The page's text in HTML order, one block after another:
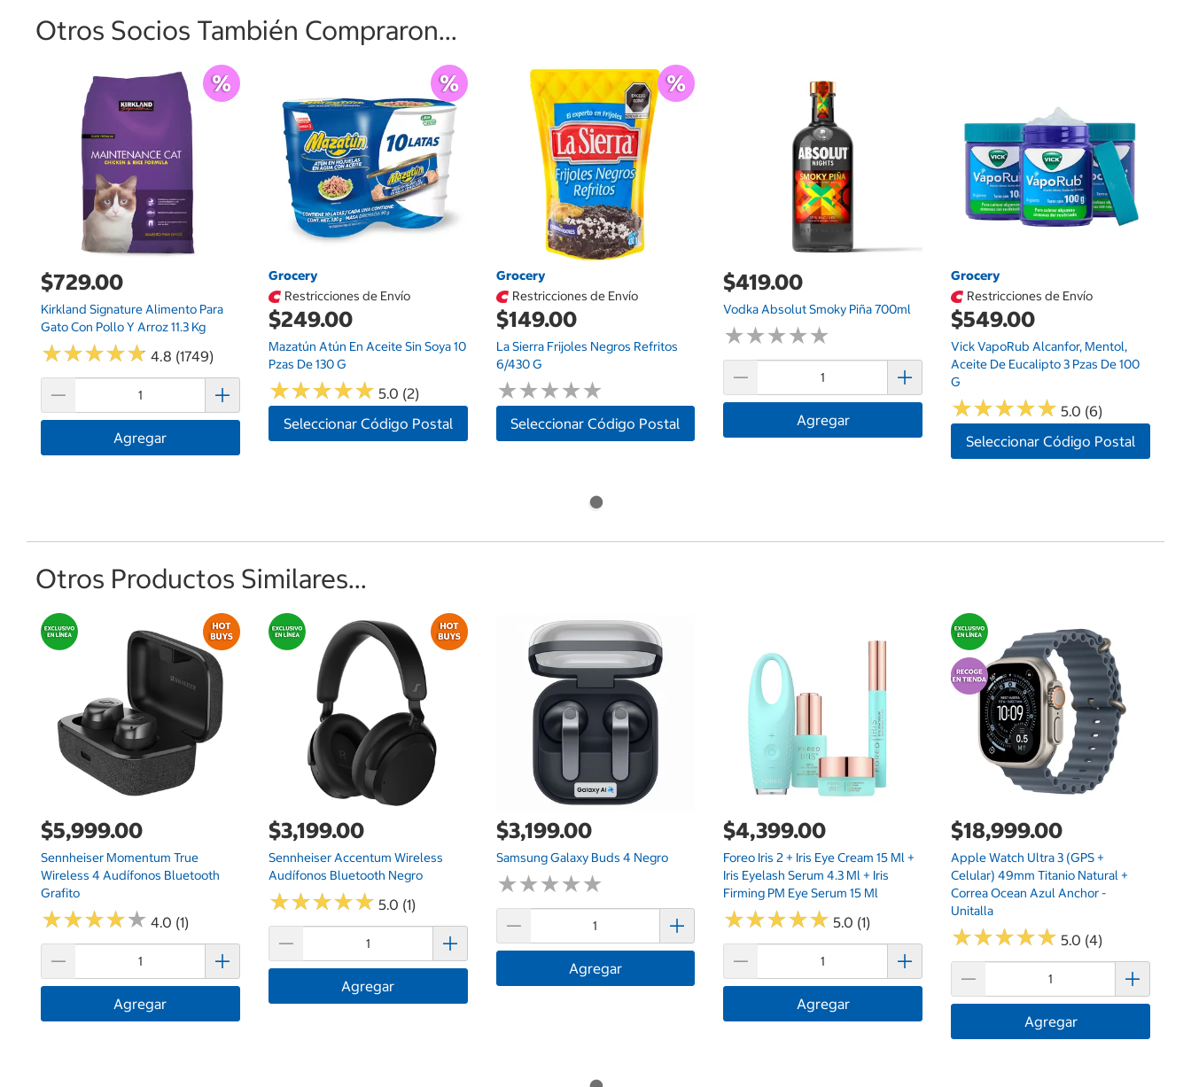
Otros Socios También Compraron...
$729.00
Kirkland Signature Alimento Para
Gato Con Pollo Y Arroz 11.3 Kg
★★★★★
★★★★★ 4.8 (1749)
Agregar
Grocery
Restricciones de Envío
$249.00
Mazatún Atún En Aceite Sin Soya 10
Pzas De 130 G
★★★★★
★★★★★ 5.0 (2)
Seleccionar Código Postal
Grocery
Restricciones de Envío
$149.00
La Sierra Frijoles Negros Refritos
6/430 G
★★★★★
★★★★★
Seleccionar Código Postal
$419.00
Vodka Absolut Smoky Piña 700ml
★★★★★
★★★★★
Agregar
Grocery
Restricciones de Envío
$549.00
Vick VapoRub Alcanfor, Mentol,
Aceite De Eucalipto 3 Pzas De 100
G
★★★★★
★★★★★ 5.0 (6)
Seleccionar Código Postal
Otros Productos Similares...
$5,999.00
Sennheiser Momentum True
Wireless 4 Audífonos Bluetooth
Grafito
★★★★★
★★★★★ 4.0 (1)
Agregar
$3,199.00
Sennheiser Accentum Wireless
Audífonos Bluetooth Negro
★★★★★
★★★★★ 5.0 (1)
Agregar
$3,199.00
Samsung Galaxy Buds 4 Negro
★★★★★
★★★★★
Agregar
$4,399.00
Foreo Iris 2 + Iris Eye Cream 15 Ml +
Iris Eyelash Serum 4.3 Ml + Iris
Firming PM Eye Serum 15 Ml
★★★★★
★★★★★ 5.0 (1)
Agregar
$18,999.00
Apple Watch Ultra 3 (GPS +
Celular) 49mm Titanio Natural +
Correa Ocean Azul Anchor -
Unitalla
★★★★★
★★★★★ 5.0 (4)
Agregar